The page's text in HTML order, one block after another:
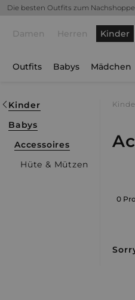
Die besten Outfits zum
Damen Herren Kinder
Outfits Babys Mädchen
Kinder
Babys
Accessoires
Hüte & Mützen
0